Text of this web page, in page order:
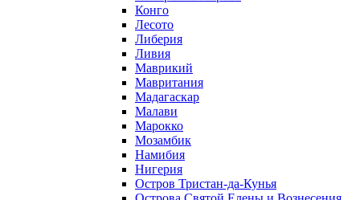
Конго
Лесото
Либерия
Ливия
Маврикий
Мавритания
Мадагаскар
Малави
Марокко
Мозамбик
Намибия
Нигерия
Остров Тристан-да-Кунья